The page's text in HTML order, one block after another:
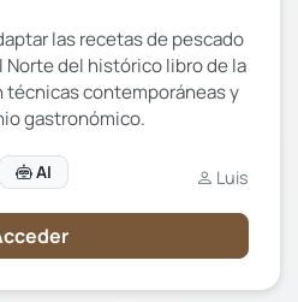
las recetas de pescado
Norte del histórico libro de la
técnicas contemporáneas y
gastronómico.
AI Luis